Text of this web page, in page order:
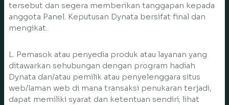
tersebut dan segera memberikan tanggapan kepada
anggota Panel. Keputusan Dynata bersifat final dan
mengikat.
L. Pemasok atau penyedia produk atau layanan yang
ditawarkan sehubungan dengan program hadiah
Dynata dan/atau pemilik atau penyelenggara situs
web/laman web di mana transaksi penukaran terjadi,
dapat memiliki syarat dan ketentuan sendiri; lihat